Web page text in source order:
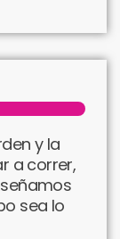
y la
a correr,
sea lo